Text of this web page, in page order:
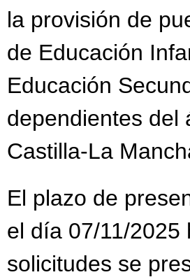
la provisión de
de Educación
Educación
dependientes del
Castilla-La
El plazo de
el día 07/11/2025
solicitudes se